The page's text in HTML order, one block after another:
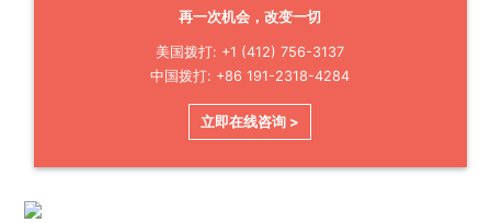
再一次机会，改变一切
美国拨打: +1 (412) 756-3137
中国拨打: +86 191-2318-4284
立即在线咨询 >